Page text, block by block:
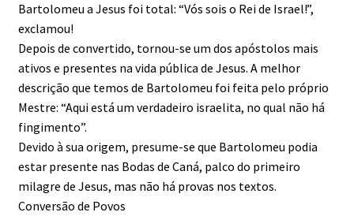
Bartolomeu a Jesus foi total: “Vós sois o Rei de Israel!”,
exclamou!
Depois de convertido, tornou-se um dos apóstolos mais
ativos e presentes na vida pública de Jesus. A melhor
descrição que temos de Bartolomeu foi feita pelo próprio
Mestre: “Aqui está um verdadeiro israelita, no qual não há
fingimento”.
Devido à sua origem, presume-se que Bartolomeu podia
estar presente nas Bodas de Caná, palco do primeiro
milagre de Jesus, mas não há provas nos textos.
Conversão de Povos